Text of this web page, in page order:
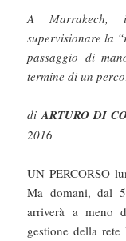
A Marrakech,
supervisionare la
passaggio di
termine di un
diARTURO DI
2016
UN PERCORSO
Ma domani, dal
arriverà a meno
gestione della